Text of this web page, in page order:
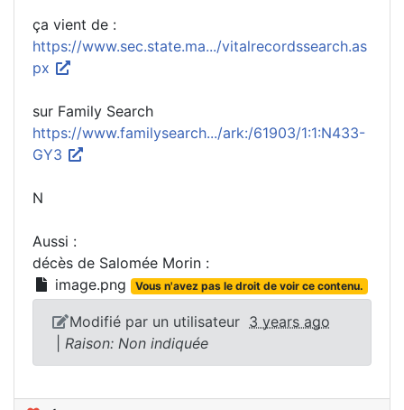
ça vient de :
https://www.sec.state.ma.../vitalrecordssearch.as
px
sur Family Search
https://www.familysearch.../ark:/61903/1:1:N433-
GY3
N
Aussi :
décès de Salomée Morin :
image.png
Vous n'avez pas le droit de voir ce contenu.
Modifié par un utilisateur 3 years ago
Raison: Non indiquée